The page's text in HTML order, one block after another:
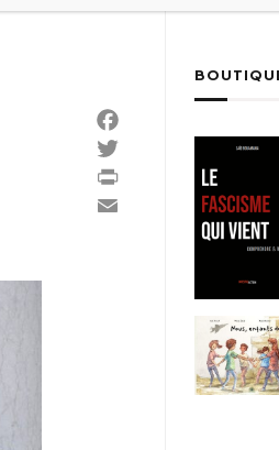
Facebook
Twitter
PrintFriendly
Email